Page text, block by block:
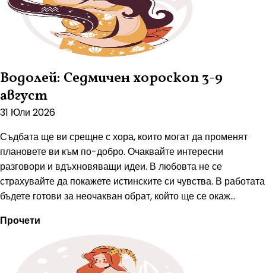
Водолей: Седмичен хороскоп 3-9
август
31 Юли 2026
Съдбата ще ви срещне с хора, които могат да променят
плановете ви към по-добро. Очаквайте интересни
разговори и вдъхновяващи идеи. В любовта не се
страхувайте да покажете истинските си чувства. В работата
бъдете готови за неочакван обрат, който ще се окаж...
Прочети